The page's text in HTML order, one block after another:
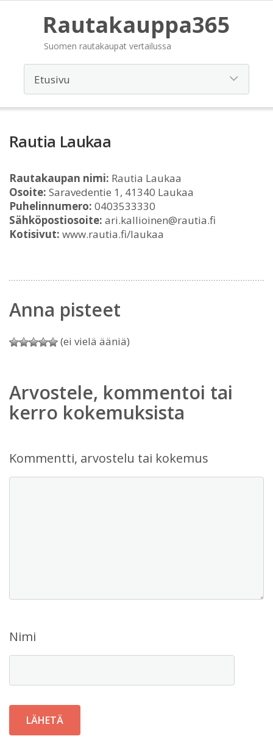
Rautakauppa365
Suomen rautakaupat vertailussa
Rautia Laukaa
Rautakaupan nimi: Rautia Laukaa
Osoite: Saravedentie 1, 41340 Laukaa
Puhelinnumero: 0403533330
Sähköpostiosoite: ari.kallioinen@rautia.fi
Kotisivut: www.rautia.fi/laukaa
Anna pisteet
(ei vielä ääniä)
Arvostele, kommentoi tai
kerro kokemuksista
Kommentti, arvostelu tai kokemus
Nimi